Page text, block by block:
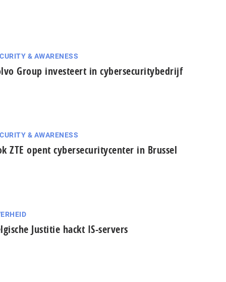
& AWARENESS
Group investeert in cybersecuritybedrijf
& AWARENESS
ZTE opent cybersecuritycenter in Brussel
Justitie hackt IS-servers